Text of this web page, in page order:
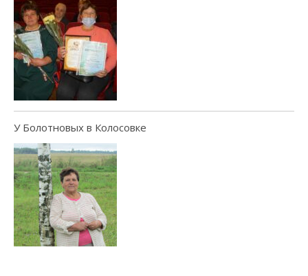
У Болотновых в Колосовке